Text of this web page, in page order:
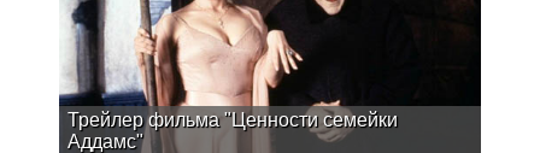
Трейлер фильма "Ценности семейки
Аддамс"